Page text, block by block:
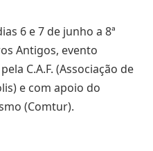
6 e 7 de junho a 8ª
Antigos, evento
C.A.F. (Associação de
e com apoio do
(Comtur).